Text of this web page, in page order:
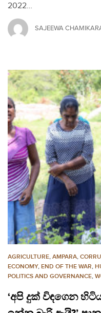
2022…
SAJEEWA
AGRICULTURE, AMPARA,
ECONOMY, END OF THE WAR,
POLITICS AND GOVERNANCE,
‘අපි දුක් විඳගෙන